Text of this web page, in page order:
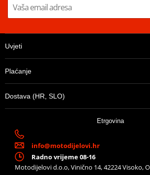
Uvjeti
Plaćanje
Dostava (HR, SLO)
Etrgovina
info@motodijelovi.hr
Radno vrijeme 08-16
Motodijelovi d.o.o, Vinično 14, 42224 Visoko,